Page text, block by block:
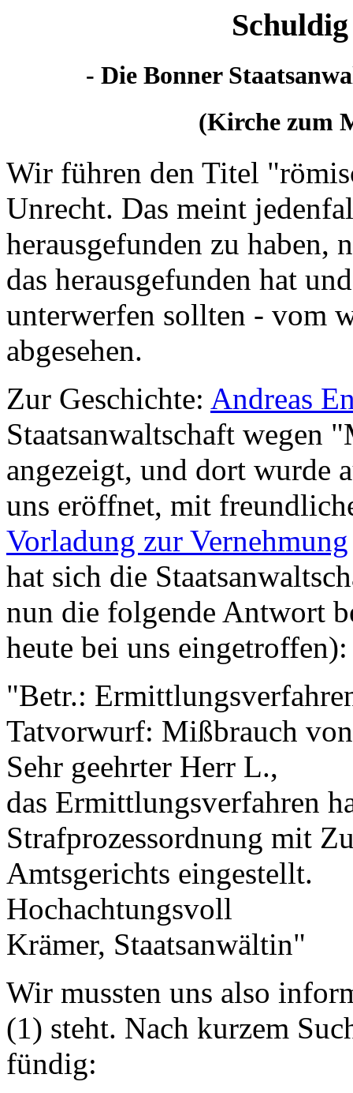
- Die Bonner
(Kirche zum
Wir führen den Titel
Unrecht. Das meint
herausgefunden zu haben,
das herausgefunden hat
unterwerfen sollten - vom
abgesehen.
Zur Geschichte: Andreas
Staatsanwaltschaft wegen
angezeigt, und dort wurde
uns eröffnet, mit
Vorladung zur Vernehmung
hat sich die
nun die folgende Antwort
heute bei uns eingetroffen):
"Betr.:
Tatvorwurf: Mißbrauch
Sehr geehrter Herr L.,
das Ermittlungsverfahren
Strafprozessordnung mit
Amtsgerichts eingestellt.
Hochachtungsvoll
Krämer, Staatsanwältin"
Wir mussten uns also
(1) steht. Nach kurzem
fündig: